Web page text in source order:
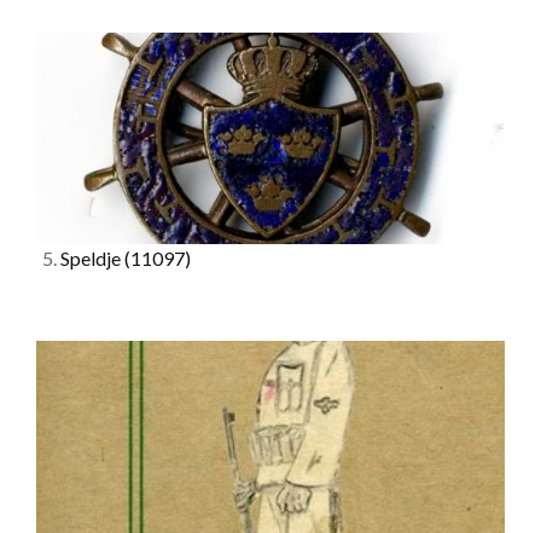
5.Speldje(11097)